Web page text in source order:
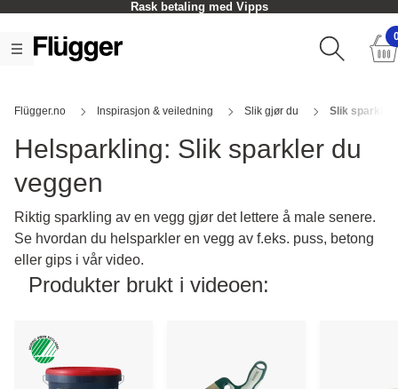
Rask betaling med Vipps
Flügger.no Inspirasjon & veiledning Slik gjør du Slik sparkler
Helsparkling: Slik sparkler du
veggen
Riktig sparkling av en vegg gjør det lettere å male senere.
Se hvordan du helsparkler en vegg av f.eks. puss, betong
eller gips i vår video.
Produkter brukt i videoen: